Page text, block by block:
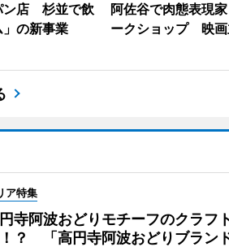
ン店 杉並で飲
の新事業
阿佐谷で肉態表現
ークショップ 映画
ア特集
寺阿波おどりモチーフのクラフ
？ 「高円寺阿波おどりブラン